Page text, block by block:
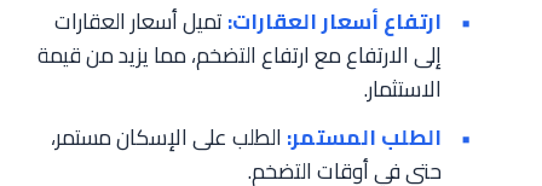
ارتفاع أسعار العقارات:تميل أسعار العقارات
إلى الارتفاع مع ارتفاع التضخم، مما يزيد من قيمة
الاستثمار.
الطلب المستمر: الطلب على الإسكان مستمر،
حتى في أوقات التضخم.